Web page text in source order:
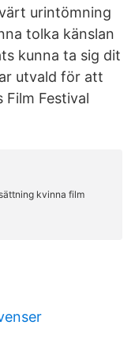
urintömning
tolka känslan
kunna ta sig dit
utvald för att
Film Festival